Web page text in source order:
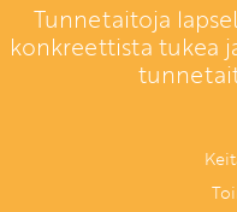
Tunnetaitoja
konkreettista tukea